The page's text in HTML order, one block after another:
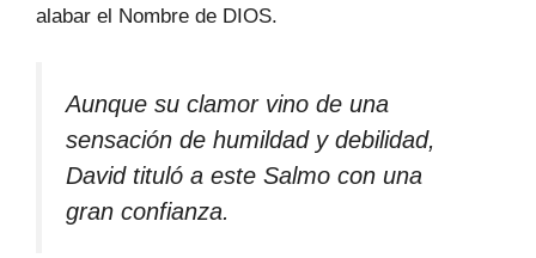
alabar el Nombre de DIOS.
Aunque su clamor vino de una
sensación de humildad y debilidad,
David tituló a este Salmo con una
gran confianza.